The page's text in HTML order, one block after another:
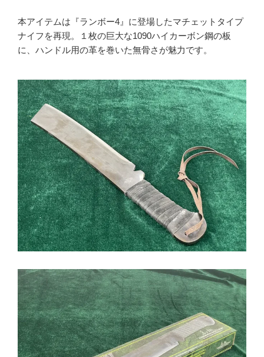
かんたんLINE相談
本アイテムは『ランボー4』に登場したマチェットタイプ
ナイフを再現。１枚の巨大な1090ハイカーボン鋼の板
に、ハンドル用の革を巻いた無骨さが魅力です。